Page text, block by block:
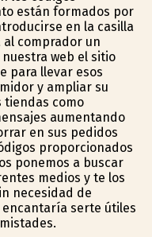
están formados por
en la casilla
comprador un
web el sitio
para llevar esos
y ampliar su
tiendas como
aumentando
en sus pedidos
proporcionados
ponemos a buscar
medios y te los
necesidad de
encantaría serte útiles